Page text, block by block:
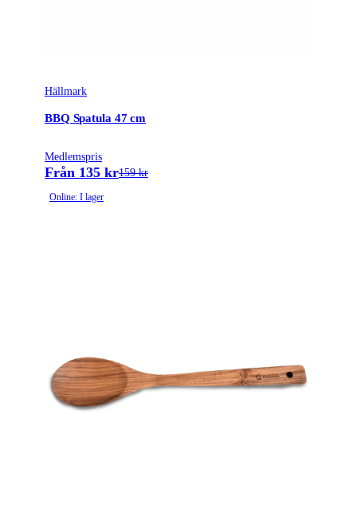
Hällmark
BBQ Spatula 47 cm
Medlemspris
Från 135 kr159 kr
Online: I lager